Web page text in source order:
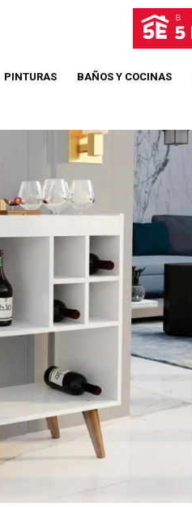
PINTURAS BAÑOS Y COCINAS